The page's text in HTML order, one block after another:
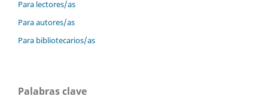
Para lectores/as
Para autores/as
Para bibliotecarios/as
Palabras clave